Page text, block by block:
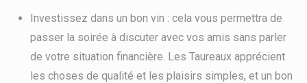
Investissez dans un bon vin : cela vous permettra de
passer la soirée à discuter avec vos amis sans parler
de votre situation financière. Les Taureaux apprécient
les choses de qualité et les plaisirs simples, et un bon